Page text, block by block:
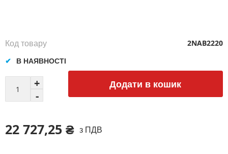
Додати в кошик
22 727,25 ₴ з ПДВ
В НАЯВНОСТІ
Код товару 2NAB2220